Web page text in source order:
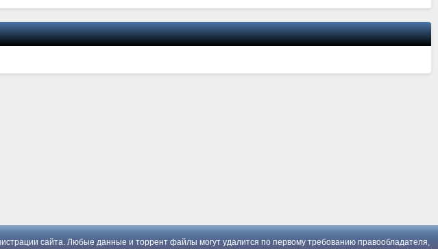
сайта. Любые данные и торрент файлы могут удалится по первому требованию правообладателя,